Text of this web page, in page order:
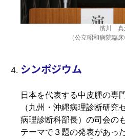
濱川 真
（公立昭和病院臨
シンポジウム
日本を代表する中皮腫の専
（九州・沖縄病理診断研
病理診断科部長）の司会の
テーマで３題の発表があっ